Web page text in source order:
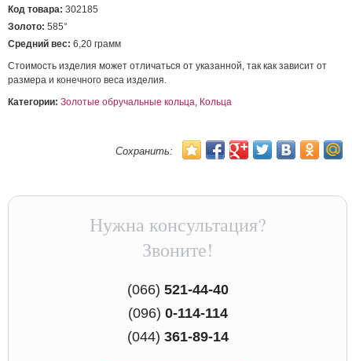
Код товара: 302185
Золото: 585°
Средний вес: 6,20 грамм
Стоимость изделия может отличаться от указанной, так как зависит от
размера и конечного веса изделия.
Категории: Золотые обручальные кольца, Кольца
Сохранить:
Нужна консультация?
Звоните!
(066) 521-44-40
(096) 0-114-114
(044) 361-89-14